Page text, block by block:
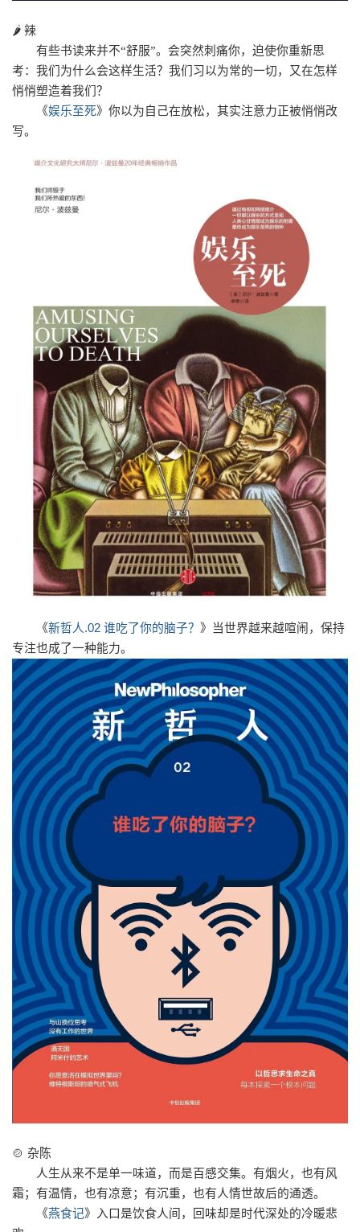
🌶️ 辣
有些书读来并不“舒服”。会突然刺痛你，迫使你重新思
考：我们为什么会这样生活？我们习以为常的一切，又在怎样
悄悄塑造着我们？
《娱乐至死》 你以为自己在放松，其实注意力正被悄悄改
写。
《新哲人.02 谁吃了你的脑子？ 》
当世界越来越喧闹，保持
专注也成了一种能力。
🍲 杂陈
人生从来不是单一味道，而是百感交集。有烟火，也有风
霜；有温情，也有凉意；有沉重，也有人情世故后的通透。
《燕食记》 入口是饮食人间，回味却是时代深处的冷暖悲